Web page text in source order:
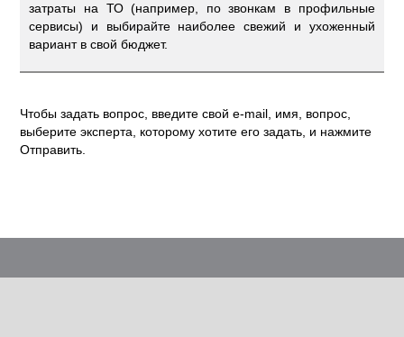
затраты на ТО (например, по звонкам в профильные
сервисы) и выбирайте наиболее свежий и ухоженный
вариант в свой бюджет.
Чтобы задать вопрос, введите свой e-mail, имя, вопрос,
выберите эксперта, которому хотите его задать, и нажмите
Отправить.